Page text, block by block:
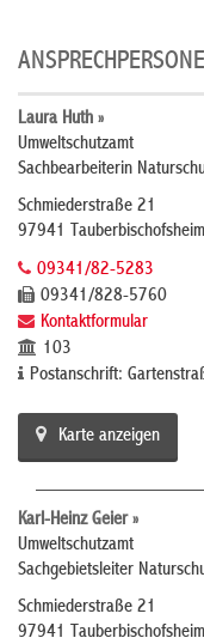
Laura Huth »
Umweltschutzamt
Sachbearbeiterin
Schmiederstraße 21
97941 Tauberbischofsheim
09341/82-5283
09341/828-5760
Kontaktformular
103
Postanschrift:
Karte anzeigen
Karl-Heinz Geier »
Umweltschutzamt
Sachgebietsleiter
Schmiederstraße 21
97941 Tauberbischofsheim